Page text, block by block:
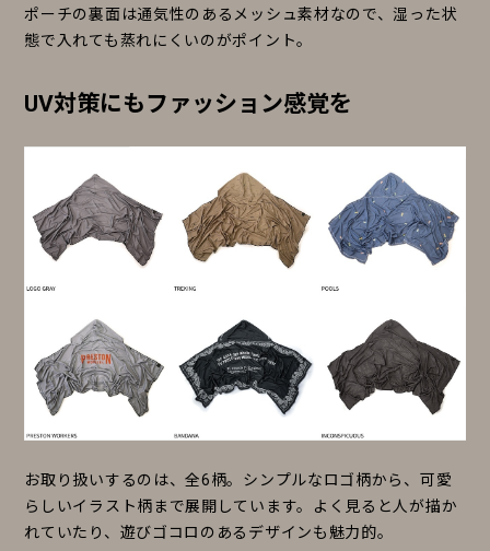
ポーチの裏面は通気性のあるメッシュ素材なので、湿った状
態で入れても蒸れにくいのがポイント。
UV対策にもファッション感覚を
お取り扱いするのは、全6柄。シンプルなロゴ柄から、可愛
らしいイラスト柄まで展開しています。よく見ると人が描か
れていたり、遊びゴコロのあるデザインも魅力的。